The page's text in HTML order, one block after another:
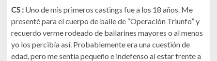
CS : Uno de mis primeros castings fue a los 18 años. Me
presenté para el cuerpo de baile de “Operación Triunfo” y
recuerdo verme rodeado de bailarines mayores o al menos
yo los percibía así. Probablemente era una cuestión de
edad, pero me sentía pequeño e indefenso al estar frente a